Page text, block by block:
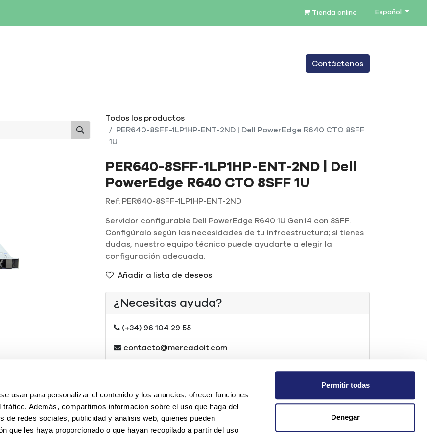
usan para personalizar el contenido y los anuncios, ofrecer funciones
Además, compartimos información sobre el uso que haga del
de redes sociales, publicidad y análisis web, quienes pueden
que les haya proporcionado o que hayan recopilado a partir del uso
Permitir todas
Denegar
Tienda online Español
BLOG
Contáctenos
Todos los productos
PER640-8SFF-1LP1HP-ENT-2ND | Dell PowerEdge R640 CTO 8SFF
1U
PER640-8SFF-1LP1HP-ENT-2ND | Dell
PowerEdge R640 CTO 8SFF 1U
Ref: PER640-8SFF-1LP1HP-ENT-2ND
Servidor configurable Dell PowerEdge R640 1U Gen14 con 8SFF.
Configúralo según las necesidades de tu infraestructura; si tienes
dudas, nuestro equipo técnico puede ayudarte a elegir la
configuración adecuada.
Añadir a lista de deseos
¿Necesitas ayuda?
(+34) 96 104 29 55
contacto@mercadoit.com
Tipo:REF